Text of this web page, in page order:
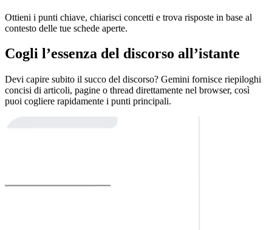
Ottieni i punti chiave, chiarisci concetti e trova risposte in base al
contesto delle tue schede aperte.
Cogli l’essenza del discorso all’istante
Devi capire subito il succo del discorso? Gemini fornisce riepiloghi
concisi di articoli, pagine o thread direttamente nel browser, così
puoi cogliere rapidamente i punti principali.